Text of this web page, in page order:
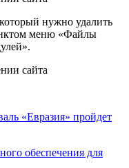
нужно удалить
меню «Файлы
«Евразия» пройдет
обеспечения для